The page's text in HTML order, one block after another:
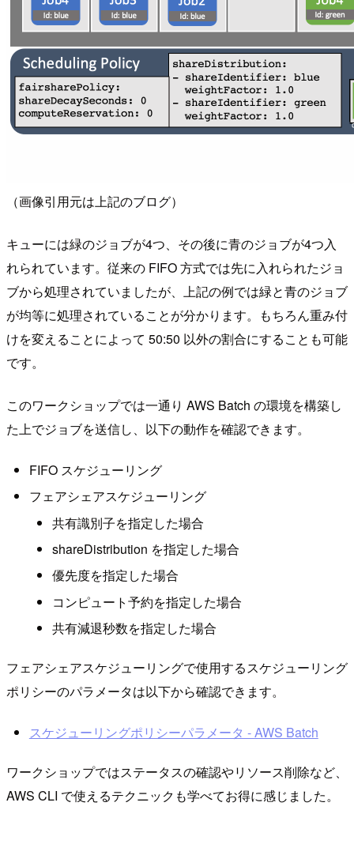
（画像引用元は上記のブログ）
キューには緑のジョブが4つ、その後に青のジョブが4つ入
れられています。従来の FIFO 方式では先に入れられたジョ
ブから処理されていましたが、上記の例では緑と青のジョブ
が均等に処理されていることが分かります。もちろん重み付
けを変えることによって 50:50 以外の割合にすることも可能
です。
このワークショップでは一通り AWS Batch の環境を構築し
た上でジョブを送信し、以下の動作を確認できます。
FIFO スケジューリング
フェアシェアスケジューリング
共有識別子を指定した場合
shareDistribution を指定した場合
優先度を指定した場合
コンピュート予約を指定した場合
共有減退秒数を指定した場合
フェアシェアスケジューリングで使用するスケジューリング
ポリシーのパラメータは以下から確認できます。
スケジューリングポリシーパラメータ - AWS Batch
ワークショップではステータスの確認やリソース削除など、
AWS CLI で使えるテクニックも学べてお得に感じました。